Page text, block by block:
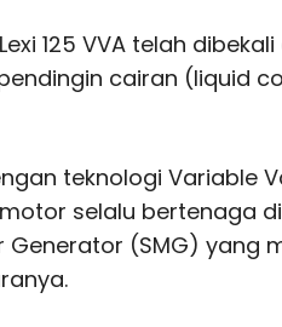
125 VVA telah
cairan (liquid
teknologi Variable
selalu bertenaga
Generator (SMG) yang